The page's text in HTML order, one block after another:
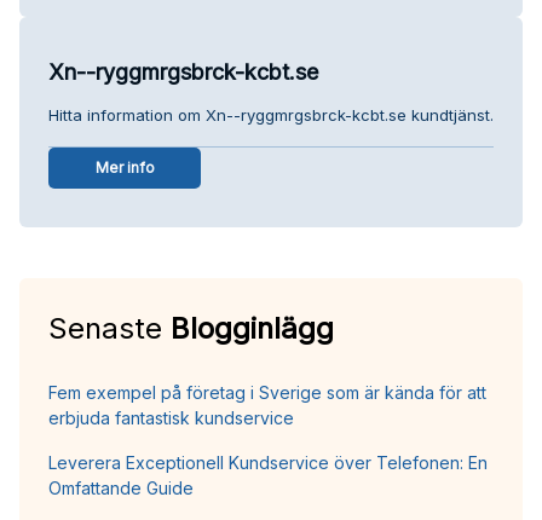
Xn--ryggmrgsbrck-kcbt.se
Hitta information om Xn--ryggmrgsbrck-kcbt.se kundtjänst.
Mer info
Senaste Blogginlägg
Fem exempel på företag i Sverige som är kända för att
erbjuda fantastisk kundservice
Leverera Exceptionell Kundservice över Telefonen: En
Omfattande Guide